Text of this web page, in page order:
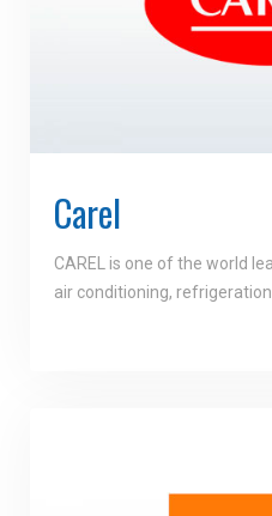
Carel
CAREL is one of the world
air conditioning, refrigeration